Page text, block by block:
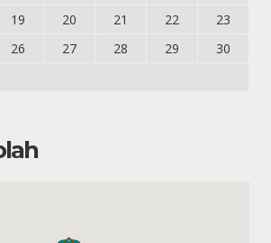
19 20 21 22
23
26 27 28 29
30